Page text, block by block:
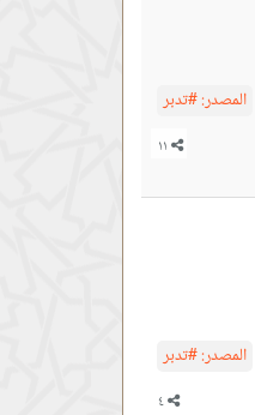
المصدر:#تدبر
المصدر:#تدبر